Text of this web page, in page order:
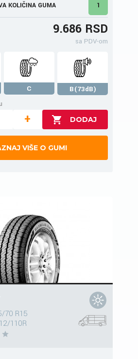
KOLIČINA GUMA 1
9.686 RSD
sa PDV-om
C
B(73dB)
+
VIŠE O GUMI
70 R15
110R